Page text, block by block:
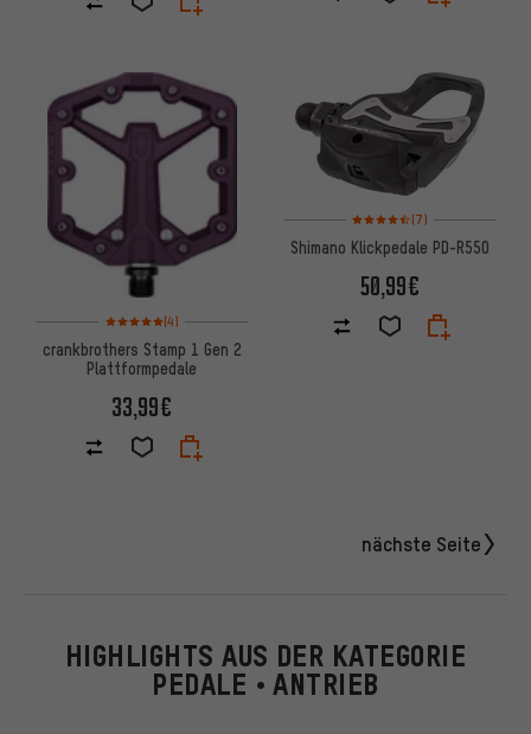
Bewertungen: 5 von 5 basierend auf 4 Bewertungen
(4)
crankbrothers Stamp 1 Gen 2
Plattformpedale
33,99€
Bewertungen: 4,5 von 5
(7)
Shimano Klickpedale PD-R550
50,99€
nächste Seite
HIGHLIGHTS AUS DER KATEGORIE
PEDALE • ANTRIEB